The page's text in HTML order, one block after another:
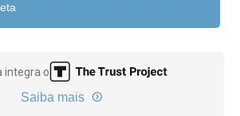
integra o
Saiba mais